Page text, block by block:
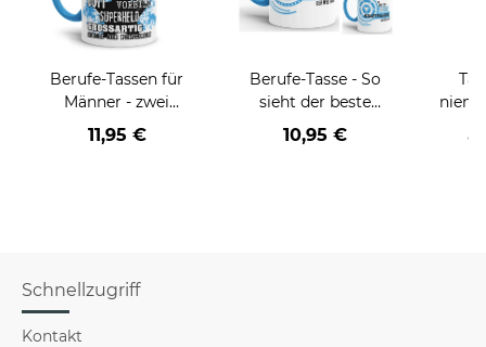
Berufe-Tassen für
Männer - zwei
Farbvarianten
11,95 €
Berufe-Tasse - So
sieht der beste
BERUF aus -
verschiedene Berufe
10,95 €
Schnellzugriff
Kontakt